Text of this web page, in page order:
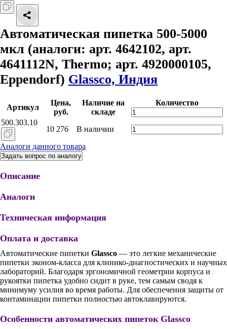
Автоматическая пипетка 500-5000
мкл (аналоги: арт. 4642102, арт.
4641112N, Thermo; арт. 4920000105,
Eppendorf) Glassco, Индия
Артикул
Цена,
руб.
Наличие на
складе
Количество
500.303.10
10 276
В наличии
Аналоги данного товара
Задать вопрос по аналогу
Описание
Аналоги
Техническая информация
Оплата и доставка
Автоматические пипетки Glassco — это легкие механические
пипетки эконом-класса для клинико-диагностических и научных
лабораторий. Благодаря эргономичной геометрии корпуса и
рукоятки пипетка удобно сидит в руке, тем самым сводя к
минимуму усилия во время работы. Для обеспечения защиты от
контаминации пипетки полностью автоклавируются.
Особенности автоматических пипеток Glassco